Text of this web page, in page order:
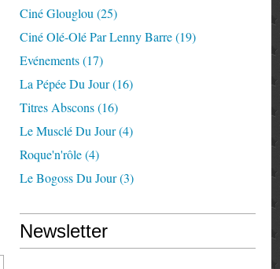
Ciné Glouglou (25)
Ciné Olé-Olé Par Lenny Barre(19)
Evénements(17)
La Pépée Du Jour(16)
Titres Abscons(16)
Le Musclé Du Jour(4)
Roque'n'rôle(4)
Le Bogoss Du Jour(3)
Newsletter